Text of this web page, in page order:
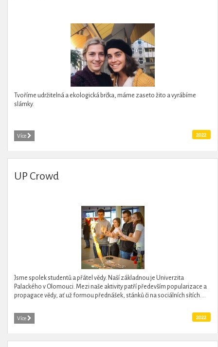
Tvoříme udržitelná a ekologická brčka, máme zaseto žito a vyrábíme
slámky.
Více 2022
UP Crowd
Jsme spolek studentů a přátel vědy. Naší základnou je Univerzita
Palackého v Olomouci. Mezi naše aktivity patří především popularizace a
propagace vědy, ať už formou přednášek, stánků či na sociálních sítích....
Více 2022